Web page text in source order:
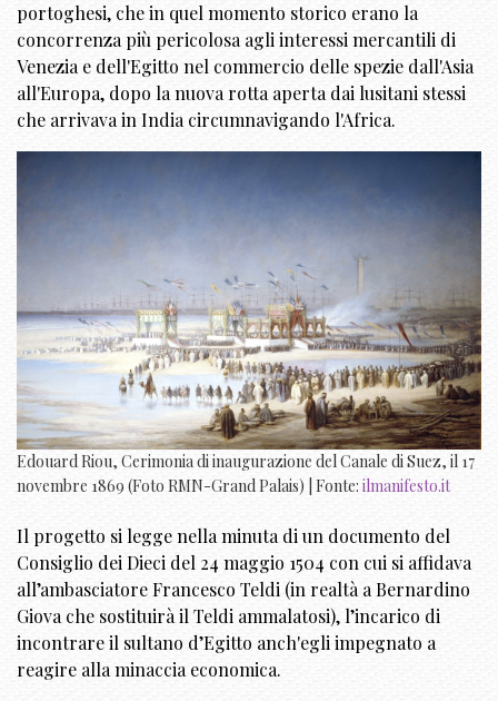
portoghesi, che in quel momento storico erano la
concorrenza più pericolosa agli interessi mercantili di
Venezia e dell'Egitto nel commercio delle spezie dall'Asia
all'Europa, dopo la nuova rotta aperta dai lusitani stessi
che arrivava in India circumnavigando l'Africa.
Edouard Riou, Cerimonia di inaugurazione del Canale di Suez, il 17
novembre 1869 (Foto RMN-Grand Palais) | Fonte: ilmanifesto.it
Il progetto si legge nella minuta di un documento del
Consiglio dei Dieci del 24 maggio 1504 con cui si affidava
all’ambasciatore Francesco Teldi (in realtà a Bernardino
Giova che sostituirà il Teldi ammalatosi), l’incarico di
incontrare il sultano d’Egitto anch'egli impegnato a
reagire alla minaccia economica.